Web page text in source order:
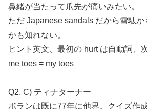
鼻緒が当たって爪先が痛いみたい。
ただ Japanese sandals だから雪駄
かも知れない。
ヒント英文、最初の hurt は自動詞、
me toes = my toes
Q2. C) ティナターナー
ボランは既に77年に他界。クイズ作